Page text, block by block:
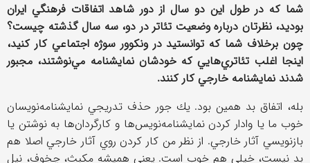
شما كه در طول اين دو سال از دور شاهد اتفاقات فرهنگي ايران
بوديد، نظرتان درباره وضعيت تئاتر در دو، سه سال گذشته چيست؟
چون برخلاف شما كه توانستيد در ونكوور سوژه اجتماعي كار كنيد،
اينجا اغلب تئاتري‌هايي كه خودشان نمايشنامه مي‌نوشتند، مجبور
شدند نمايشنامه خارجي كار كنند.
بله، اتفاق بد همين بود. يك جور حذف تدريجي نمايشنامه‌نويسان
خوب ما يا وادار كردن نمايشنامه‌نويس‌ها و كارگردان‌ها به نوشتن يا
بازنويسي آثار خارجي. از نظر من كار كردن روي آثار خارجي اصلا هم
بد نيست، خيلي هم خوب است. يعني هميشه مكبث، چخوف، نيل